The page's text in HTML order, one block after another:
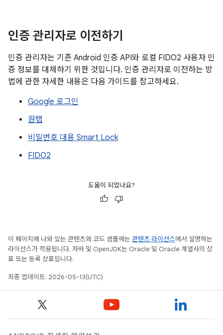
인증 관리자로 이전하기
인증 관리자는 기존 Android 인증 API와 로컬 FIDO2 사용자 인
증 정보를 대체하기 위한 것입니다. 인증 관리자로 이전하는 방
법에 관한 자세한 내용은 다음 가이드를 참고하세요.
Google 로그인
원탭
비밀번호 대용 Smart Lock
FIDO2
도움이 되었나요?
이 페이지에 나와 있는 콘텐츠와 코드 샘플에는 콘텐츠 라이선스에서 설명하는
라이선스가 적용됩니다. 자바 및 OpenJDK는 Oracle 및 Oracle 계열사의 상
표 또는 등록 상표입니다.
최종 업데이트: 2026-05-13(UTC)